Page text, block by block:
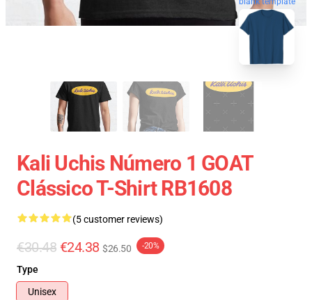
Kali Uchis Número 1 GOAT
Clássico T-Shirt RB1608
(5 customer reviews)
€30.48 €24.38 $26.50 -20%
Type
Unisex